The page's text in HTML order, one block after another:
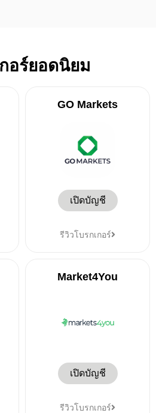
อร์ยอดนิยม
GO Markets
เปิดบัญชี
รีวิวโบรกเกอร์
Market4You
เปิดบัญชี
รีวิวโบรกเกอร์